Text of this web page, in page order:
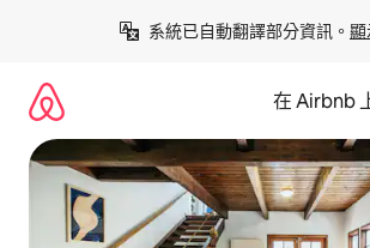
系統已自動翻譯部分資訊。 顯
在 Airbnb